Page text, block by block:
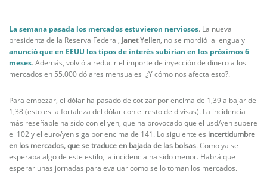
La semana pasada los mercados estuvieron nerviosos. La nueva
presidenta de la Reserva Federal, Janet Yellen, no se mordió la lengua y
anunció que en EEUU los tipos de interés subirían en los próximos 6
meses. Además, volvió a reducir el importe de inyección de dinero a los
mercados en 55.000 dólares mensuales ¿Y cómo nos afecta esto?.
Para empezar, el dólar ha pasado de cotizar por encima de 1,39 a bajar de
1,38 (esto es la fortaleza del dólar con el resto de divisas). La incidencia
más reseñable ha sido con el yen, que ha provocado que el usd/yen supere
el 102 y el euro/yen siga por encima de 141. Lo siguiente es incertidumbre
en los mercados, que se traduce en bajada de las bolsas. Como ya se
esperaba algo de este estilo, la incidencia ha sido menor. Habrá que
esperar unas jornadas para evaluar como se lo toman los mercados.